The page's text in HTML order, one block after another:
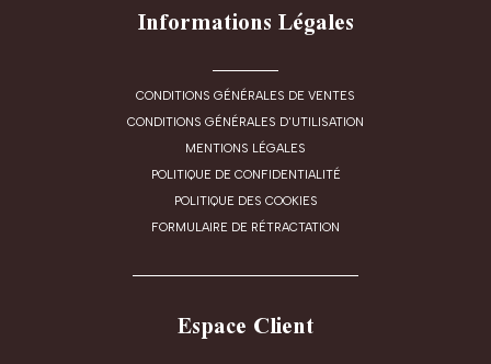
Informations Légales
CONDITIONS GÉNÉRALES DE VENTES
CONDITIONS GÉNÉRALES D'UTILISATION
MENTIONS LÉGALES
POLITIQUE DE CONFIDENTIALITÉ
POLITIQUE DES COOKIES
FORMULAIRE DE RÉTRACTATION
Espace Client